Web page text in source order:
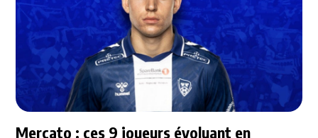
Mercato : ces 9 joueurs évoluant en